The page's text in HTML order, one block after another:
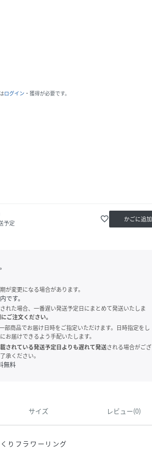
ログイン ・獲得が必要です。
予定
favorite_border かごに追加
変更になる場合があります。
です。
れた場合、一番遅い発送予定日にまとめて発送いたしま
ご注文ください。
商品でお届け日時をご指定いただけます。日時指定をし
お届けできるよう手配いたします。
されている発送予定日よりも遅れて発送される場合がござ
承ください。
無料
サイズ レビュー(0)
りフラワーリング